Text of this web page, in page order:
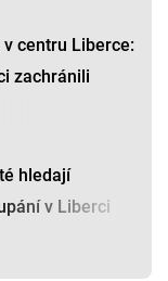
centru Liberce:
zachránili
hledají
v Liberci